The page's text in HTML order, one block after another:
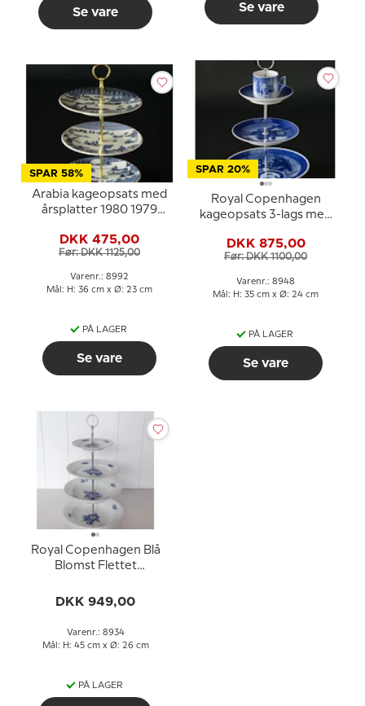
Se vare Se vare
SPAR 58%
Arabia kageopsats med
årsplatter 1980 1979
DKK 475,00
Før: DKK 1125,00
Varenr.: 8992
Mål: H: 36 cm x Ø: 23 cm
PÅ LAGER
Se vare
SPAR 20%
Royal Copenhagen
kageopsats 3-lags med
DKK 875,00
Før: DKK 1100,00
Varenr.: 8948
Mål: H: 35 cm x Ø: 24 cm
PÅ LAGER
Se vare
Royal Copenhagen Blå
Blomst Flettet
DKK 949,00
Varenr.: 8934
Mål: H: 45 cm x Ø: 26 cm
PÅ LAGER